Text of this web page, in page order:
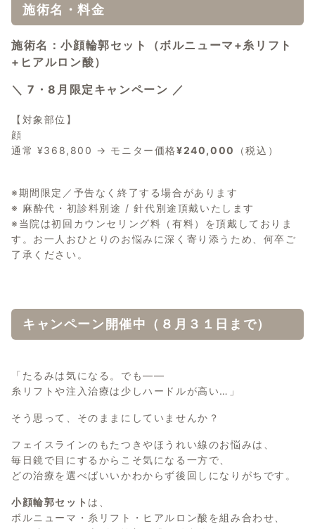
施術名・料金
施術名：小顔輪郭セット（ボルニューマ+糸リフト
+ヒアルロン酸）
＼ 7・8月限定キャンペーン ／
【対象部位】
顔
通常 ¥368,800 → モニター価格¥240,000 （税込）
※期間限定／予告なく終了する場合があります
※ 麻酔代・初診料別途 / 針代別途頂戴いたします
※当院は初回カウンセリング料（有料）を頂戴しておりま
す。お一人おひとりのお悩みに深く寄り添うため、何卒ご
了承ください。
キャンペーン開催中（８月３１日まで）
「たるみは気になる。でも——
糸リフトや注入治療は少しハードルが高い…」
そう思って、そのままにしていませんか？
フェイスラインのもたつきやほうれい線のお悩みは、
毎日鏡で目にするからこそ気になる一方で、
どの治療を選べばいいかわからず後回しになりがちです。
小顔輪郭セット は、
ボルニューマ・糸リフト・ヒアルロン酸を組み合わせ、